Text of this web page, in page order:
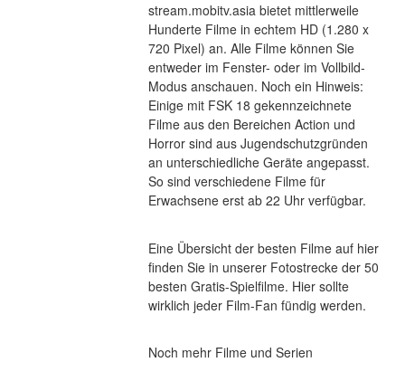
stream.mobitv.asia bietet mittlerweile
Hunderte Filme in echtem HD (1.280 x
720 Pixel) an. Alle Filme können Sie
entweder im Fenster- oder im Vollbild-
Modus anschauen. Noch ein Hinweis:
Einige mit FSK 18 gekennzeichnete
Filme aus den Bereichen Action und
Horror sind aus Jugendschutzgründen
an unterschiedliche Geräte angepasst.
So sind verschiedene Filme für
Erwachsene erst ab 22 Uhr verfügbar.
Eine Übersicht der besten Filme auf hier
finden Sie in unserer Fotostrecke der 50
besten Gratis-Spielfilme. Hier sollte
wirklich jeder Film-Fan fündig werden.
Noch mehr Filme und Serien